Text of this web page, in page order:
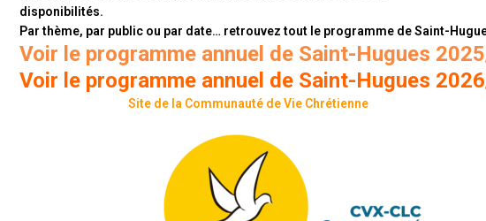
disponibilités.
Par thème, par public ou par date… retrouvez tout le programme de Saint-
Voir le programme annuel de Saint-Hugues
Voir le programme annuel de Saint-Hugues
Site de la Communauté de Vie Chrétienne